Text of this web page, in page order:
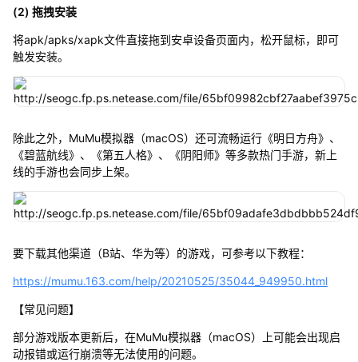
(2) 拖拽安装
将apk/apks/xapk文件直接拖到安卓设备页面内，松开鼠标，即可
触发安装。
除此之外，MuMu模拟器（macOS）还可流畅运行《明日方舟》、
《碧蓝航线》、《第五人格》、《阴阳师》等多款热门手游，新上
线的手游也会同步上架。
要下载其他渠道（B站、华为等）的游戏，可参考以下教程：
https://mumu.163.com/help/20210525/35044_949950.html
【常见问题】
部分游戏版本更新后，在MuMu模拟器（macOS）上可能会出现启
动报错或运行崩溃等无法使用的问题。